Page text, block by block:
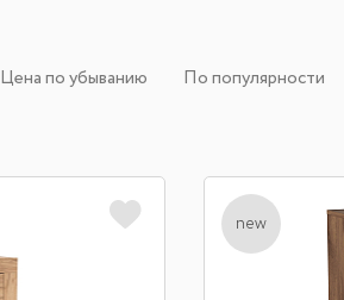
Цена по убыванию По популярности
new